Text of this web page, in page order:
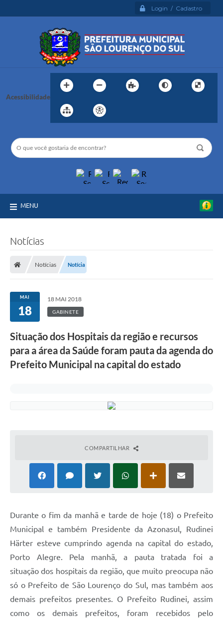
Login / Cadastro
Acessibilidade
MENU
Notícias
Notícias Notícia
MAI
18
18 MAI 2018
GABINETE
Situação dos Hospitais da região e recursos
para a área da Saúde foram pauta da agenda do
Prefeito Municipal na capital do estado
COMPARTILHAR
Durante o fim da manhã e tarde de hoje (18) o Prefeito
Municipal e também Presidente da Azonasul, Rudinei
Härter esteve cumprindo agenda na capital do estado,
Porto Alegre. Pela manhã, a pauta tratada foi a
situação dos hospitais da região, que muito preocupa não
só o Prefeito de São Lourenço do Sul, mas também aos
demais prefeitos presentes. O Prefeito Rudinei, assim
como os demais prefeitos, foram recebidos pelo